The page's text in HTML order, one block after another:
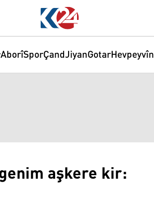
AborîSporÇandJiyanGotarHevpeyvîn
aşkere kir: